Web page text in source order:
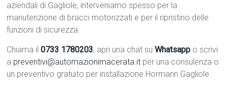
aziendali di Gagliole, interveniamo spesso per la
manutenzione di bracci motorizzati e per il ripristino delle
funzioni di sicurezza.
Chiama il0733 1780203, apri una chat suWhatsapp o scrivi
a preventivi@automazionimacerata.it per una consulenza o
un preventivo gratuito per installazione Hormann Gagliole.